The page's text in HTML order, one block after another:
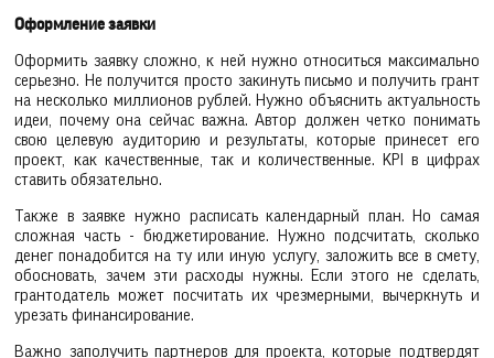
Оформление заявки
Оформить заявку сложно, к ней нужно относиться максимально
серьезно. Не получится просто закинуть письмо и получить грант
на несколько миллионов рублей. Нужно объяснить актуальность
идеи, почему она сейчас важна. Автор должен четко понимать
свою целевую аудиторию и результаты, которые принесет его
проект, как качественные, так и количественные. KPI в цифрах
ставить обязательно.
Также в заявке нужно расписать календарный план. Но самая
сложная часть - бюджетирование. Нужно подсчитать, сколько
денег понадобится на ту или иную услугу, заложить все в смету,
обосновать, зачем эти расходы нужны. Если этого не сделать,
грантодатель может посчитать их чрезмерными, вычеркнуть и
урезать финансирование.
Важно заполучить партнеров для проекта, которые подтвердят